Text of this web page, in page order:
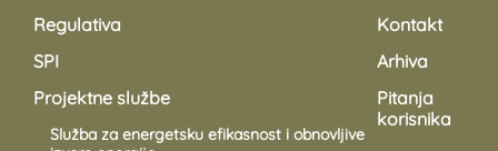
Regulativa
SPI
Projektne službe
Služba za energetsku efikasnost i obnovljive
Kontakt
Arhiva
Pitanja
korisnika